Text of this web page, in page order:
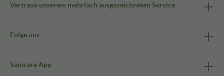
Vertraue unserem mehrfach ausgezeichneten Service
Folge uns
Sanicare App